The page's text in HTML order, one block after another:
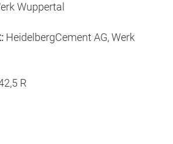
Wuppertal
HeidelbergCement AG, Werk
R